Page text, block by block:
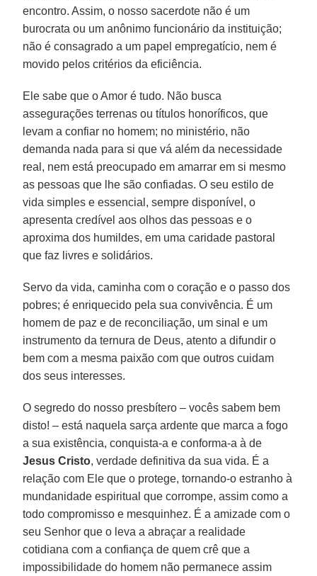
encontro. Assim, o nosso sacerdote não é um
burocrata ou um anônimo funcionário da instituição;
não é consagrado a um papel empregatício, nem é
movido pelos critérios da eficiência.
Ele sabe que o Amor é tudo. Não busca
assegurações terrenas ou títulos honoríficos, que
levam a confiar no homem; no ministério, não
demanda nada para si que vá além da necessidade
real, nem está preocupado em amarrar em si mesmo
as pessoas que lhe são confiadas. O seu estilo de
vida simples e essencial, sempre disponível, o
apresenta credível aos olhos das pessoas e o
aproxima dos humildes, em uma caridade pastoral
que faz livres e solidários.
Servo da vida, caminha com o coração e o passo dos
pobres; é enriquecido pela sua convivência. É um
homem de paz e de reconciliação, um sinal e um
instrumento da ternura de Deus, atento a difundir o
bem com a mesma paixão com que outros cuidam
dos seus interesses.
O segredo do nosso presbítero – vocês sabem bem
disto! – está naquela sarça ardente que marca a fogo
a sua existência, conquista-a e conforma-a à de
Jesus Cristo, verdade definitiva da sua vida. É a
relação com Ele que o protege, tornando-o estranho à
mundanidade espiritual que corrompe, assim como a
todo compromisso e mesquinhez. É a amizade com o
seu Senhor que o leva a abraçar a realidade
cotidiana com a confiança de quem crê que a
impossibilidade do homem não permanece assim